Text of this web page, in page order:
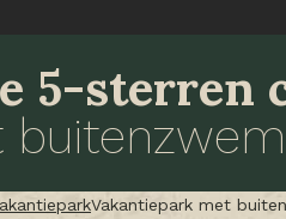
5-sterren
Vakantiepark met